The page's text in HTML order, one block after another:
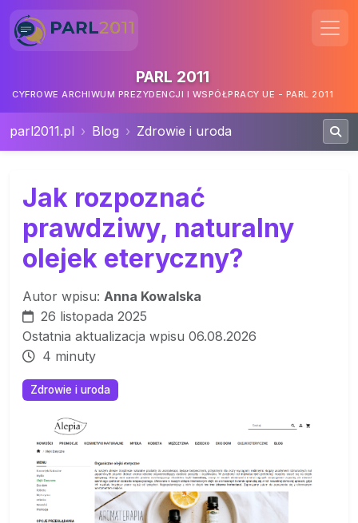
PARL 2011
CYFROWE ARCHIWUM PREZYDENCJI I WSPÓŁPRACY UE - PARL 2011
parl2011.pl Blog Zdrowie i uroda
Jak rozpoznać
prawdziwy, naturalny
olejek eteryczny?
Autor wpisu: Anna Kowalska
26 listopada 2025
Ostatnia aktualizacja wpisu 06.08.2026
4 minuty
Zdrowie i uroda